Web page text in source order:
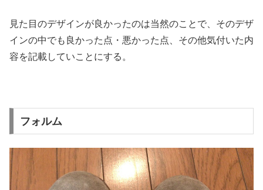
見た目のデザインが良かったのは当然のことで、そのデザ
インの中でも良かった点・悪かった点、その他気付いた内
容を記載していことにする。
フォルム